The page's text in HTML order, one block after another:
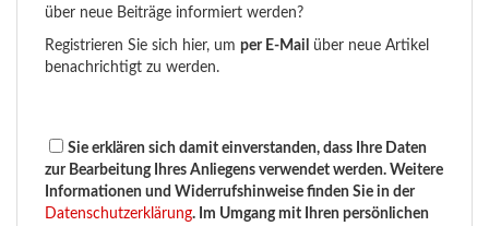
über neue Beiträge informiert werden?
Registrieren Sie sich hier, um per E-Mail
über neue Artikel
benachrichtigt zu werden.
Sie erklären sich damit einverstanden, dass Ihre Daten
zur Bearbeitung Ihres Anliegens verwendet werden. Weitere
Informationen und Widerrufshinweise finden Sie in der
Datenschutzerklärung. Im Umgang mit Ihren persönlichen